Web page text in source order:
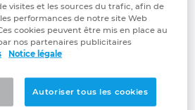
a software partner in
visites et les sources du trafic, afin de
performances de notre site Web
cookies peuvent être mis en place au
nos partenaires publicitaires
Notice légale
Autoriser tous les cookies